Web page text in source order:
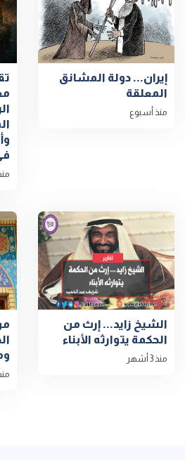
إيران... دولة المشانق
المعلقة
منذ أسبوع
الشيخ زايد... إرث من
الحكمة يتوارثه الأبناء
منذ 3 أشهر
منذ 6